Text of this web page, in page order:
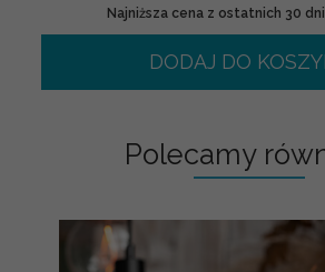
Najniższa cena z ostatnich 30
DODAJ DO
Polecamy